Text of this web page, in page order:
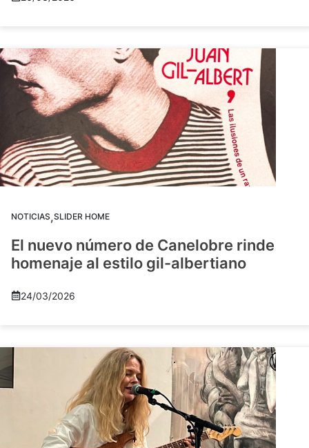
NOTICIAS,SLIDER HOME
El nuevo número de Canelobre rinde
homenaje al estilo gil-albertiano
24/03/2026